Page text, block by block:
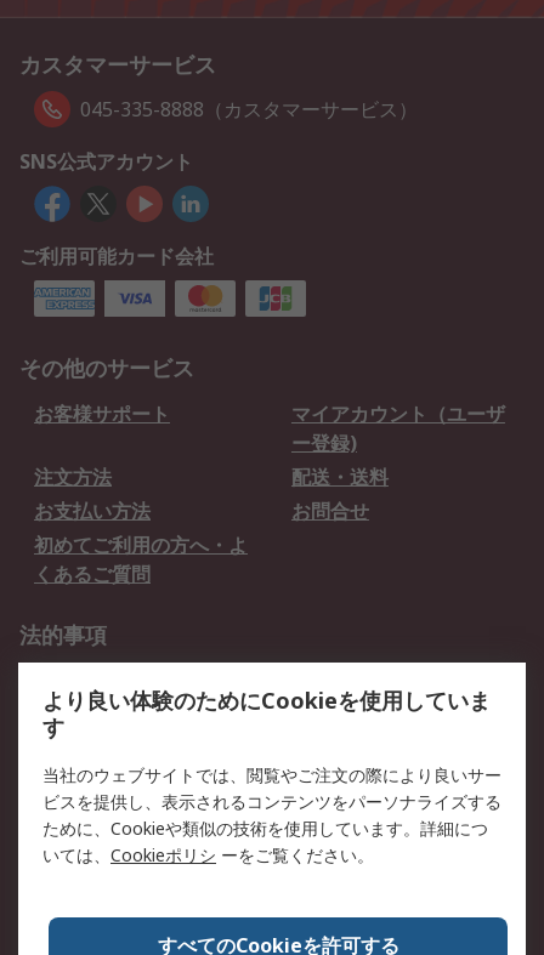
カスタマーサービス
045-335-8888（カスタマーサービス）
SNS公式アカウント
ご利用可能カード会社
その他のサービス
お客様サポート
マイアカウント（ユーザ
ー登録)
注文方法
配送・送料
お支払い方法
お問合せ
初めてご利用の方へ・よ
くあるご質問
法的事項
クッキーポリシー
RSについて
会社概要
採用情報
プレスリリース＆お知ら
コーポレートサイト
全世界のRS
RSの歴史
より良い体験のためにCookieを使用していま
す
当社のウェブサイトでは、閲覧やご注文の際により良いサー
ビスを提供し、表示されるコンテンツをパーソナライズする
ために、Cookieや類似の技術を使用しています。詳細につ
いては、 Cookieポリシ ーをご覧ください。
すべてのCookieを許可する